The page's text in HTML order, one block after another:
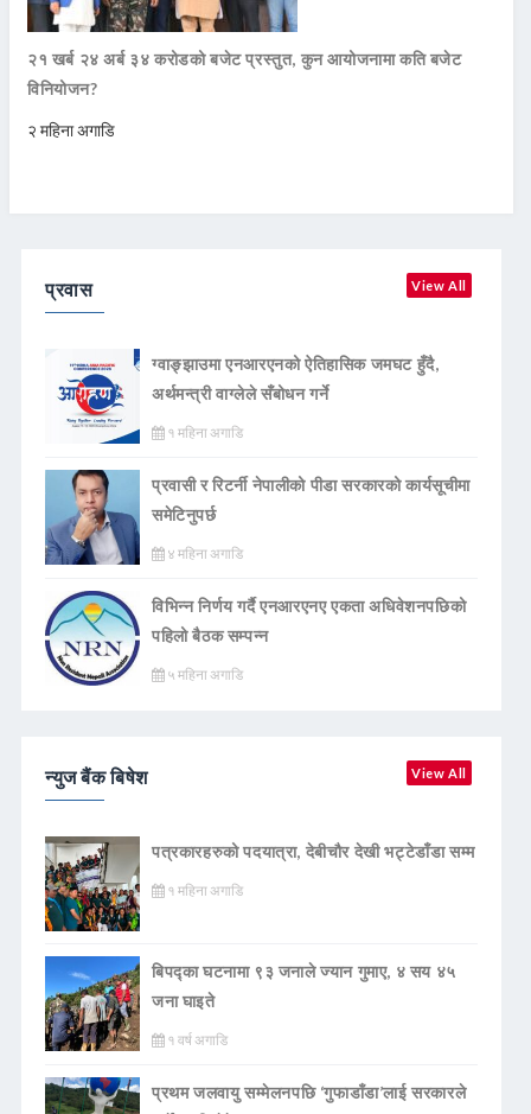
२१ खर्ब २४ अर्ब ३४ करोडको बजेट प्रस्तुत, कुन आयोजनामा कति बजेट
विनियोजन?
२ महिना अगाडि
प्रवास View All
ग्वाङ्झाउमा एनआरएनको ऐतिहासिक जमघट हुँदै,
अर्थमन्त्री वाग्लेले सँबोधन गर्ने
१ महिना अगाडि
प्रवासी र रिटर्नी नेपालीको पीडा सरकारको कार्यसूचीमा
समेटिनुपर्छ
४ महिना अगाडि
विभिन्न निर्णय गर्दै एनआरएनए एकता अधिवेशनपछिको
पहिलो बैठक सम्पन्न
५ महिना अगाडि
न्युज बैंक बिषेश View All
पत्रकारहरुको पदयात्रा, देबीचौर देखी भट्टेडाँडा सम्म
१ महिना अगाडि
बिपद्का घटनामा ९३ जनाले ज्यान गुमाए, ४ सय ४५
जना घाइते
१ वर्ष अगाडि
प्रथम जलवायु सम्मेलनपछि ‘गुफाडाँडा’लाई सरकारले